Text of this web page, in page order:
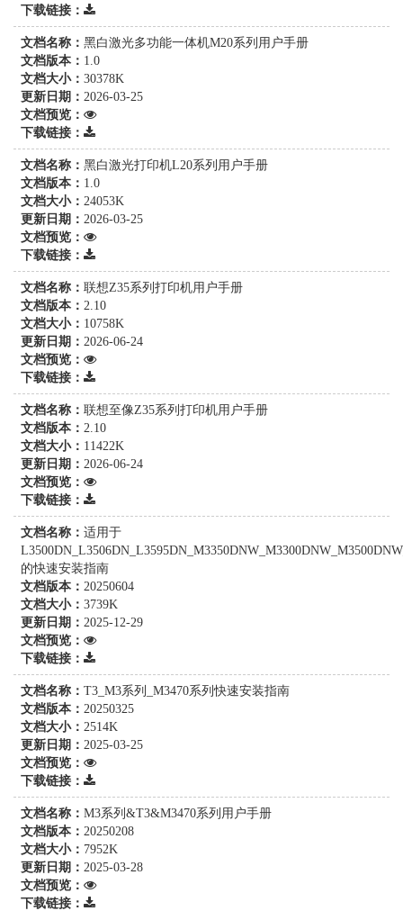
下载链接：
文档名称： 黑白激光多功能一体机M20系列用户手册
文档版本： 1.0
文档大小： 30378K
更新日期： 2026-03-25
文档预览：
下载链接：
文档名称： 黑白激光打印机L20系列用户手册
文档版本： 1.0
文档大小： 24053K
更新日期： 2026-03-25
文档预览：
下载链接：
文档名称： 联想Z35系列打印机用户手册
文档版本： 2.10
文档大小： 10758K
更新日期： 2026-06-24
文档预览：
下载链接：
文档名称： 联想至像Z35系列打印机用户手册
文档版本： 2.10
文档大小： 11422K
更新日期： 2026-06-24
文档预览：
下载链接：
文档名称： 适用于
的快速安装指南
文档版本： 20250604
文档大小： 3739K
更新日期： 2025-12-29
文档预览：
下载链接：
文档名称： T3_M3系列_M3470系列快速安装指南
文档版本： 20250325
文档大小： 2514K
更新日期： 2025-03-25
文档预览：
下载链接：
文档名称： M3系列&T3&M3470系列用户手册
文档版本： 20250208
文档大小： 7952K
更新日期： 2025-03-28
文档预览：
下载链接：